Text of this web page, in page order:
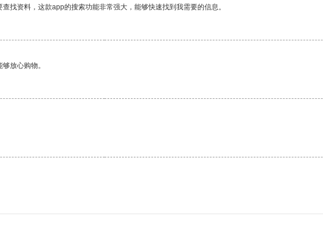
找资料，这款app的搜索功能非常强大，能够快速找到我需要的信息。
放心购物。